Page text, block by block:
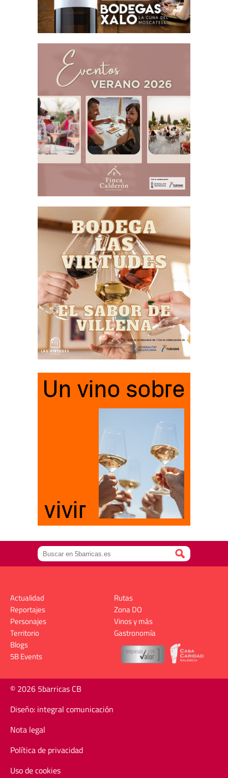
Actualidad
Reportajes
Personajes
Territorio
Rutas
Zona DO
Vinos y más
Gastronomía
Blogs
5B Events
© 2026 5barricas CB
Diseño: integral comunicación
Nota legal
Política de privacidad
Uso de cookies